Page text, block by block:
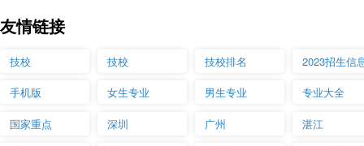
友情链接
技校 技校 技校排名 2023招生信
手机版 女生专业 男生专业 专业大全
国家重点 深圳 广州 湛江